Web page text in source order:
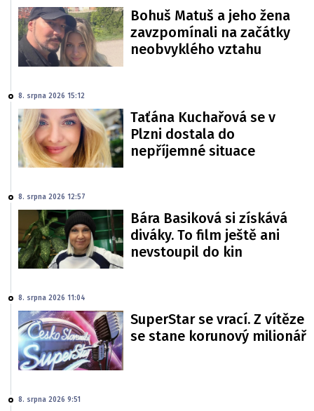
Bohuš Matuš a jeho žena
zavzpomínali na začátky
neobvyklého vztahu
8. srpna 2026 15:12
Taťána Kuchařová se v
Plzni dostala do
nepříjemné situace
8. srpna 2026 12:57
Bára Basiková si získává
diváky. To film ještě ani
nevstoupil do kin
8. srpna 2026 11:04
SuperStar se vrací. Z vítěze
se stane korunový milionář
8. srpna 2026 9:51